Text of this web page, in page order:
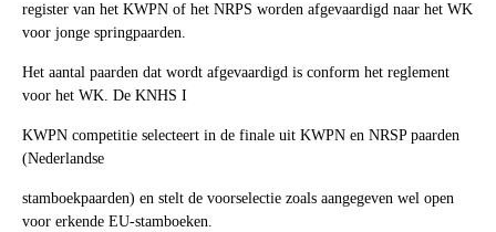
register van het KWPN of het NRPS worden afgevaardigd naar het WK
voor jonge springpaarden.
Het aantal paarden dat wordt afgevaardigd is conform het reglement
voor het WK. De KNHS I
KWPN competitie selecteert in de finale uit KWPN en NRSP paarden
(Nederlandse
stamboekpaarden) en stelt de voorselectie zoals aangegeven wel open
voor erkende EU-stamboeken.